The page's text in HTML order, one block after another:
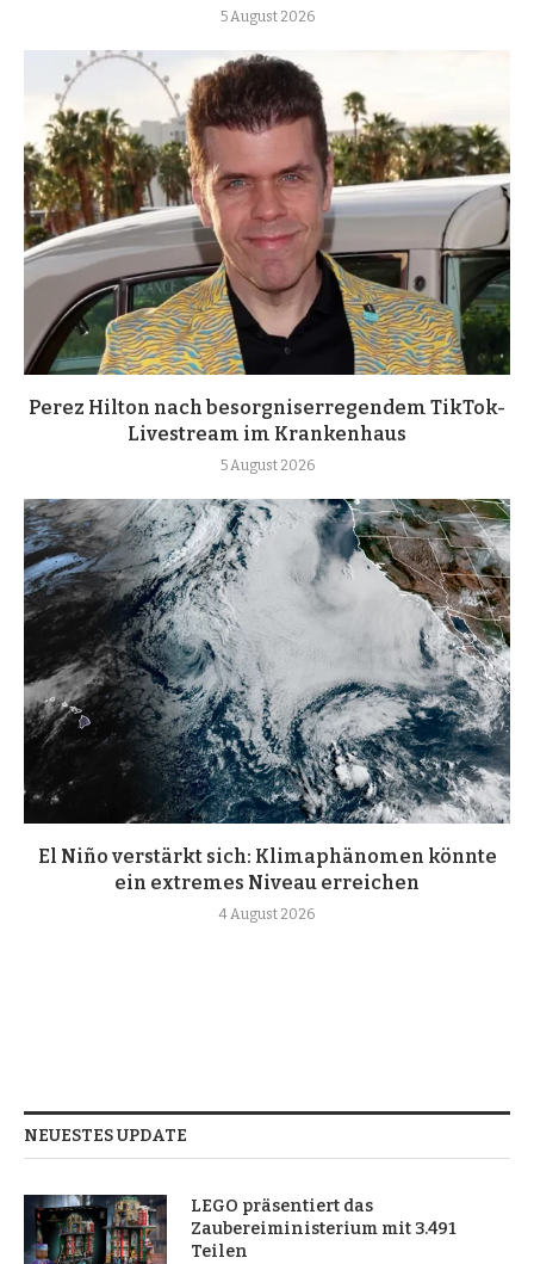
5 August 2026
Perez Hilton nach besorgniserregendem TikTok-
Livestream im Krankenhaus
5 August 2026
El Niño verstärkt sich: Klimaphänomen könnte
ein extremes Niveau erreichen
4 August 2026
NEUESTES UPDATE
LEGO präsentiert das
Zaubereiministerium mit 3.491
Teilen